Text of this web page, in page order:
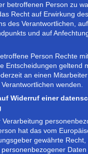
betroffenen Person zu
Recht auf Erwirkung
des Verantwortlichen,
und auf
Person Rechte
Entscheidungen geltend
an einen
wenden.
Widerruf einer
Verarbeitung
hat das vom
gewährte